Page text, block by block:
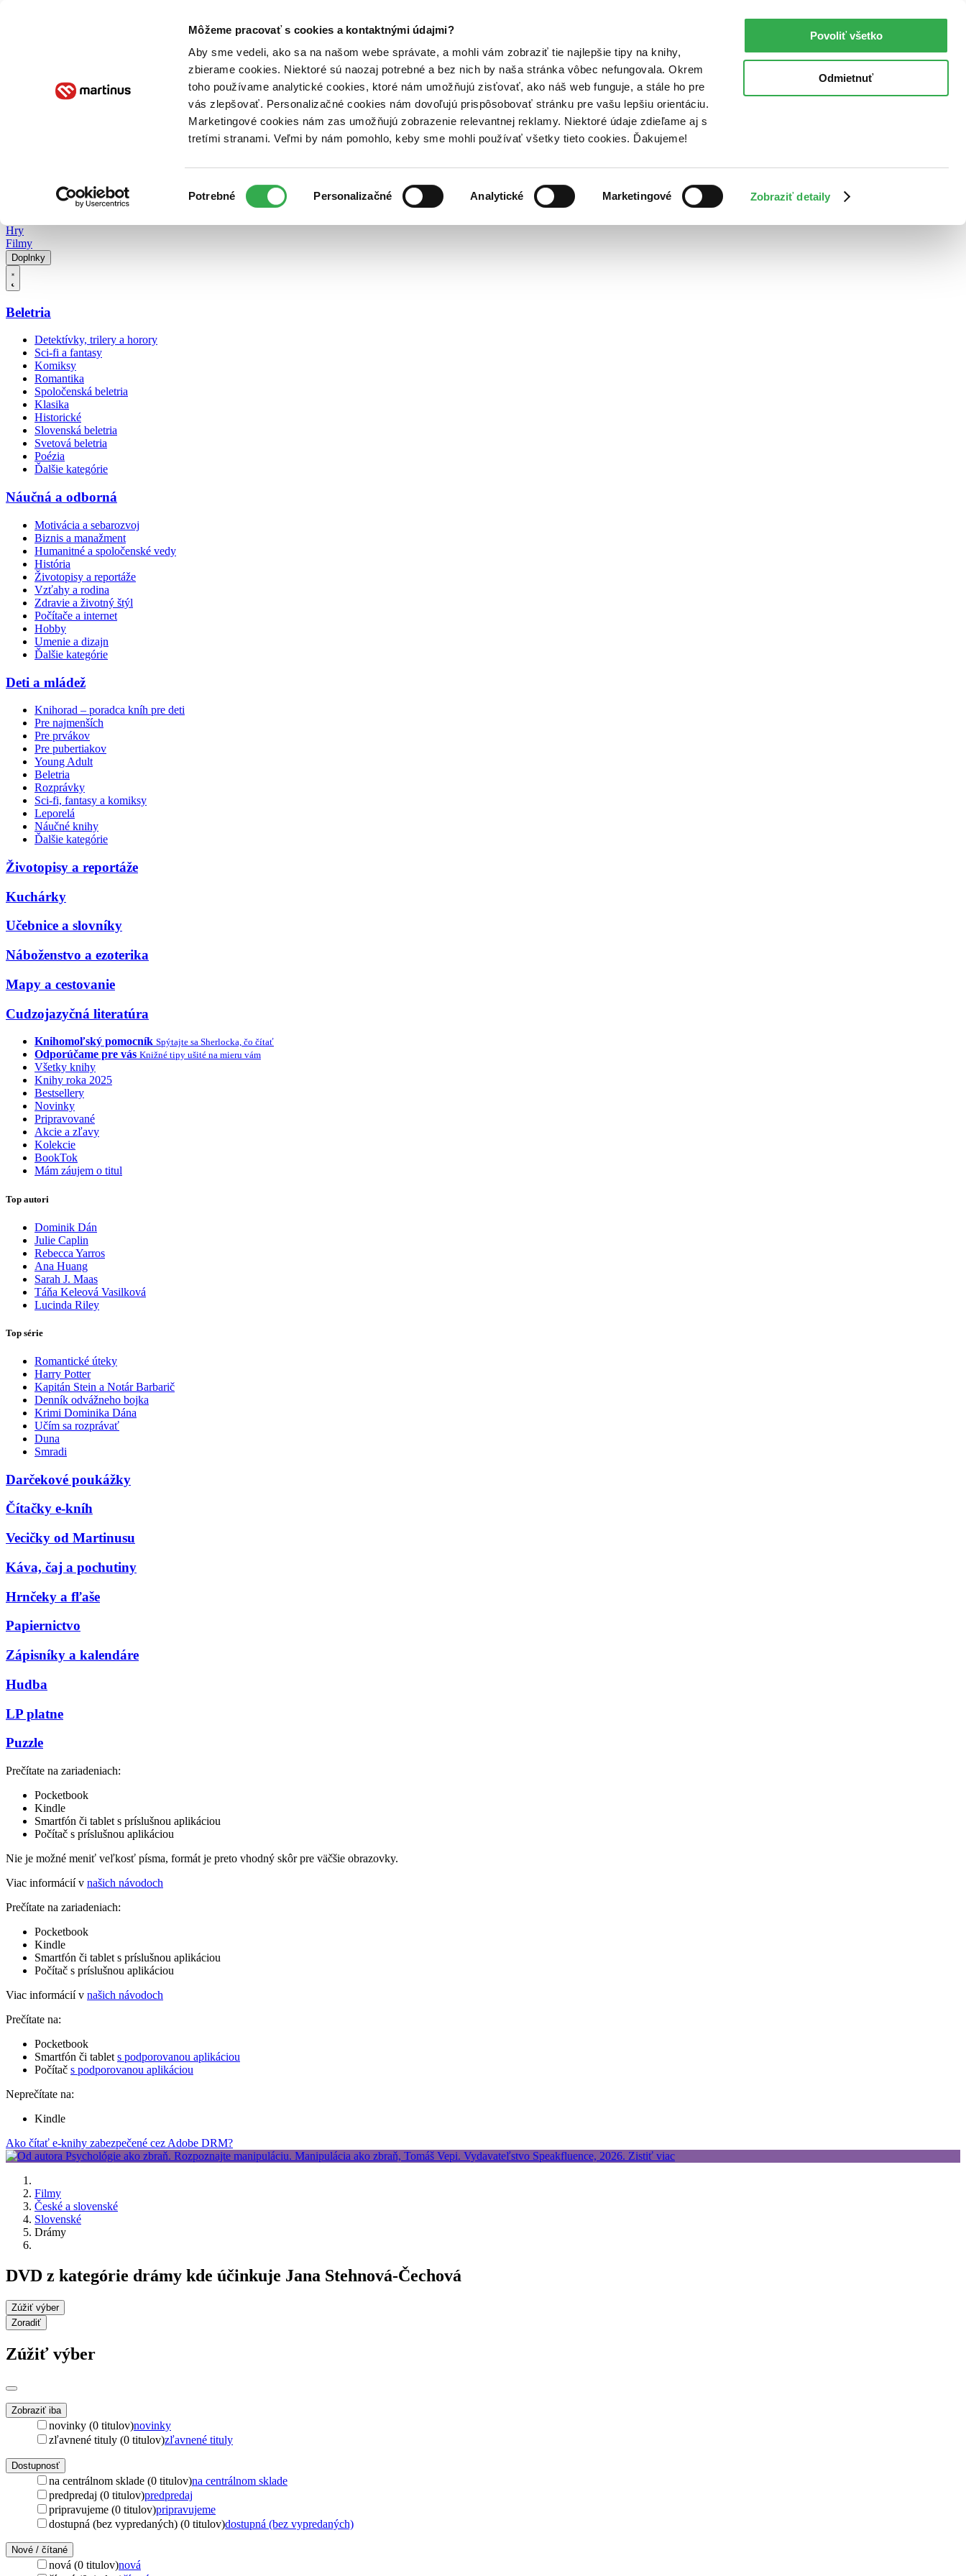
Môžeme pracovať s cookies a kontaktnými údajmi?
Aby sme vedeli, ako sa na našom webe správate, a mohli vám zobraziť tie najlepšie tipy na knihy,
zbierame cookies. Niektoré sú naozaj potrebné a bez nich by naša stránka vôbec nefungovala. Okrem
toho používame analytické cookies, ktoré nám umožňujú zisťovať, ako náš web funguje, a stále ho pre
vás zlepšovať. Personalizačné cookies nám dovoľujú prispôsobovať stránku pre vašu lepšiu orientáciu.
Marketingové cookies nám zas umožňujú zobrazenie relevantnej reklamy. Niektoré údaje zdieľame aj s
tretími stranami. Veľmi by nám pomohlo, keby sme mohli používať všetky tieto cookies. Ďakujeme!
súhlasu
Potrebné Personalizačné Analytické Marketingové Zobraziť detaily
Povoliť všetko
Odmietnuť
Poukážky Kontakt
Hry
Filmy
Doplnky
Beletria
Detektívky, trilery a horory
Sci-fi a fantasy
Komiksy
Romantika
Spoločenská beletria
Klasika
Historické
Slovenská beletria
Svetová beletria
Poézia
Ďalšie kategórie
Náučná a odborná
Motivácia a sebarozvoj
Biznis a manažment
Humanitné a spoločenské vedy
História
Životopisy a reportáže
Vzťahy a rodina
Zdravie a životný štýl
Počítače a internet
Hobby
Umenie a dizajn
Ďalšie kategórie
Deti a mládež
Knihorad – poradca kníh pre deti
Pre najmenších
Pre prvákov
Pre pubertiakov
Young Adult
Beletria
Rozprávky
Sci-fi, fantasy a komiksy
Leporelá
Náučné knihy
Ďalšie kategórie
Životopisy a reportáže
Kuchárky
Učebnice a slovníky
Náboženstvo a ezoterika
Mapy a cestovanie
Cudzojazyčná literatúra
Knihomoľský pomocník Spýtajte sa Sherlocka, čo čítať
Odporúčame pre vás Knižné tipy ušité na mieru vám
Všetky knihy
Knihy roka 2025
Bestsellery
Novinky
Pripravované
Akcie a zľavy
Kolekcie
BookTok
Mám záujem o titul
Top autori
Dominik Dán
Julie Caplin
Rebecca Yarros
Ana Huang
Sarah J. Maas
Táňa Keleová Vasilková
Lucinda Riley
Top série
Romantické úteky
Harry Potter
Kapitán Stein a Notár Barbarič
Denník odvážneho bojka
Krimi Dominika Dána
Učím sa rozprávať
Duna
Smradi
Darčekové poukážky
Čítačky e-kníh
Vecičky od Martinusu
Káva, čaj a pochutiny
Hrnčeky a fľaše
Papiernictvo
Zápisníky a kalendáre
Hudba
LP platne
Puzzle
Prečítate na zariadeniach:
Pocketbook
Kindle
Smartfón či tablet s príslušnou aplikáciou
Počítač s príslušnou aplikáciou
Nie je možné meniť veľkosť písma, formát je preto vhodný skôr pre väčšie obrazovky.
Viac informácií v našich návodoch
Prečítate na zariadeniach:
Pocketbook
Kindle
Smartfón či tablet s príslušnou aplikáciou
Počítač s príslušnou aplikáciou
Viac informácií v našich návodoch
Prečítate na:
Pocketbook
Smartfón či tablet s podporovanou aplikáciou
Počítač s podporovanou aplikáciou
Neprečítate na:
Kindle
Ako čítať e-knihy zabezpečené cez Adobe DRM?
Filmy
České a slovenské
Slovenské
Drámy
DVD z kategórie drámy kde účinkuje Jana Stehnová-Čechová
Zúžiť výber
Zoradiť
Zúžiť výber
Zobraziť iba
novinky (0 titulov)novinky
zľavnené tituly (0 titulov)zľavnené tituly
Dostupnosť
na centrálnom sklade (0 titulov)na centrálnom sklade
predpredaj (0 titulov)predpredaj
pripravujeme (0 titulov)pripravujeme
dostupná (bez vypredaných) (0 titulov)dostupná (bez vypredaných)
Nové / čítané
nová (0 titulov)nová